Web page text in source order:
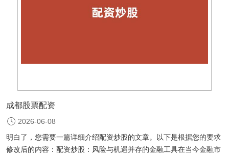
成都股票配资
2026-06-08
明白了，您需要一篇详细介绍配资炒股的文章。以下是根据您的要求
修改后的内容：配资炒股：风险与机遇并存的金融工具在当今金融市